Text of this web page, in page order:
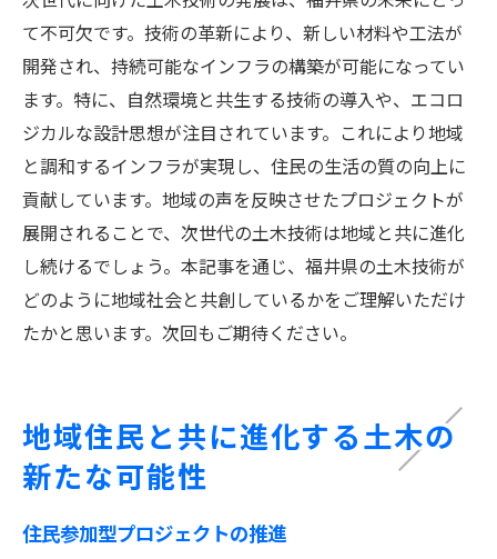
て不可欠です。技術の革新により、新しい材料や工法が
開発され、持続可能なインフラの構築が可能になってい
ます。特に、自然環境と共生する技術の導入や、エコロ
ジカルな設計思想が注目されています。これにより地域
と調和するインフラが実現し、住民の生活の質の向上に
貢献しています。地域の声を反映させたプロジェクトが
展開されることで、次世代の土木技術は地域と共に進化
し続けるでしょう。本記事を通じ、福井県の土木技術が
どのように地域社会と共創しているかをご理解いただけ
たかと思います。次回もご期待ください。
地域住民と共に進化する土木の
新たな可能性
住民参加型プロジェクトの推進